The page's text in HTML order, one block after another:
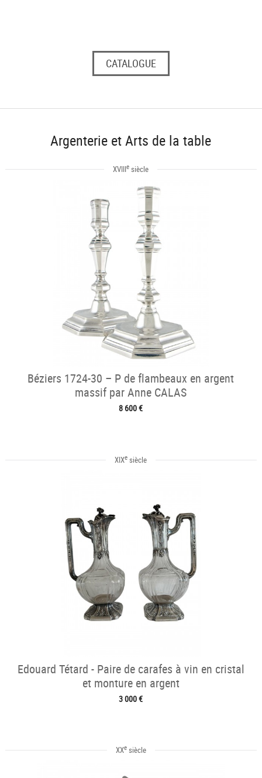
CATALOGUE
Argenterie et Arts de la table
XVIIIe siècle
Béziers 1724-30 – P de flambeaux en argent
massif par Anne CALAS
8 600 €
XIXe siècle
Edouard Tétard - Paire de carafes à vin en cristal
et monture en argent
3 000 €
XXesiècle